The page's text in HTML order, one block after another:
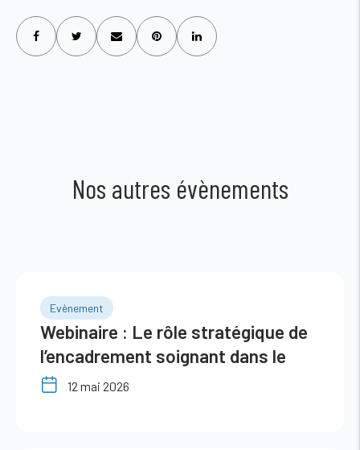
Nos autres évènements
Evènement
Webinaire : Le rôle stratégique de
l’encadrement soignant dans le
déploiement des démarches
12 mai 2026